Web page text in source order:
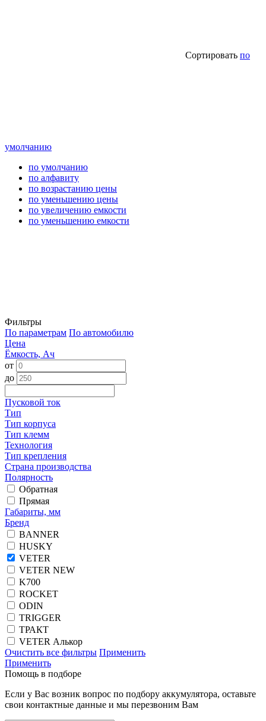
Сортировать по
умолчанию
по умолчанию
по алфавиту
по возрастанию цены
по уменьшению цены
по увеличению емкости
по уменьшению емкости
Фильтры
По параметрам По автомобилю
Цена
Ёмкость, Ач
от
до
Пусковой ток
Тип
Тип корпуса
Тип клемм
Технология
Тип крепления
Страна производства
Полярность
Обратная
Прямая
Габариты, мм
Бренд
BANNER
HUSKY
VETER
VETER NEW
K700
ROCKET
ODIN
TRIGGER
ТРАКТ
VETER Алькор
Очистить все фильтры Применить
Применить
Помощь в подборе
Если у Вас возник вопрос по подбору аккумулятора, оставьте
свои контактные данные и мы перезвоним Вам